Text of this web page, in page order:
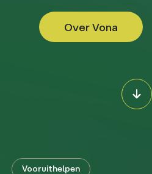
Over Vona
Vooruithelpen